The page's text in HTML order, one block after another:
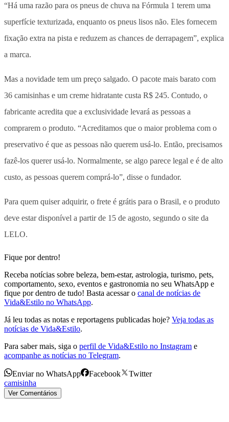
“Há uma razão para os pneus de chuva na Fórmula 1 terem uma
superfície texturizada, enquanto os pneus lisos não. Eles fornecem
fixação extra na pista e reduzem as chances de derrapagem”, explica
a marca.
Mas a novidade tem um preço salgado. O pacote mais barato com
36 camisinhas e um creme hidratante custa R$ 245. Contudo, o
fabricante acredita que a exclusividade levará as pessoas a
comprarem o produto. “Acreditamos que o maior problema com o
preservativo é que as pessoas não querem usá-lo. Então, precisamos
fazê-los querer usá-lo. Normalmente, se algo parece legal e é de alto
custo, as pessoas querem comprá-lo”, disse o fundador.
Para quem quiser adquirir, o frete é grátis para o Brasil, e o produto
deve estar disponível a partir de 15 de agosto, segundo o site da
LELO.
Fique por dentro!
Receba notícias sobre beleza, bem-estar, astrologia, turismo, pets,
comportamento, sexo, eventos e gastronomia no seu WhatsApp e
fique por dentro de tudo! Basta acessar o canal de notícias de
Vida&Estilo no WhatsApp.
Já leu todas as notas e reportagens publicadas hoje? Veja todas as
notícias de Vida&Estilo.
Para saber mais, siga o perfil de Vida&Estilo no Instagram e
acompanhe as notícias no Telegram.
Enviar no WhatsApp Facebook
Twitter
camisinha
Ver Comentários